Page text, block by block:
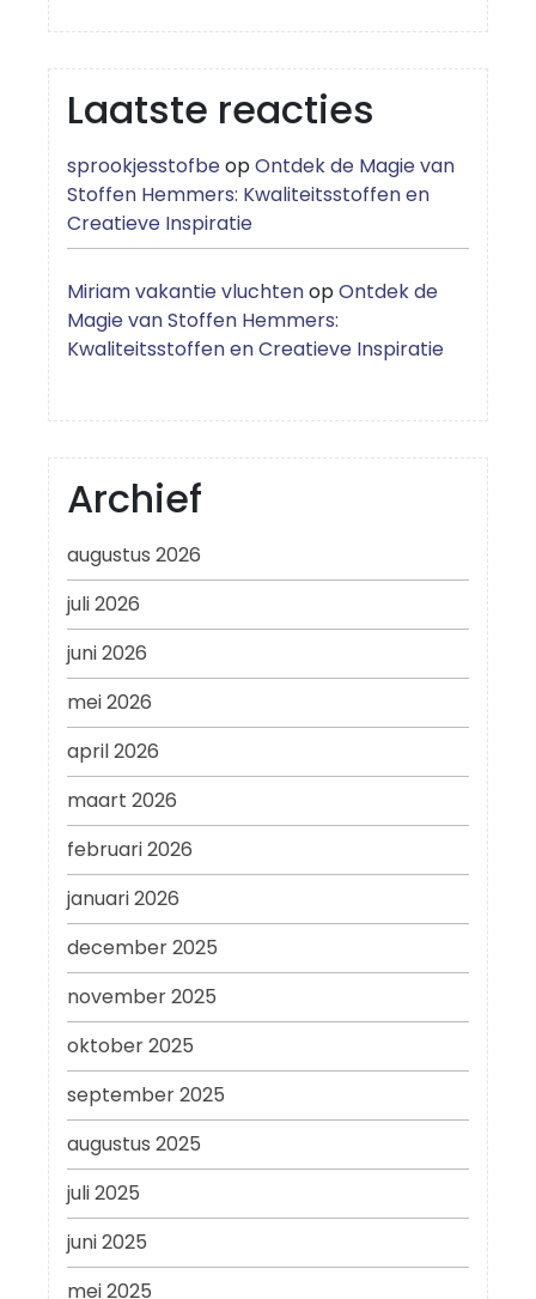
Laatste reacties
sprookjesstofbeopOntdek de Magie van
Stoffen Hemmers: Kwaliteitsstoffen en
Creatieve Inspiratie
Miriam vakantie vluchtenopOntdek de
Magie van Stoffen Hemmers:
Kwaliteitsstoffen en Creatieve Inspiratie
Archief
augustus 2026
juli 2026
juni 2026
mei 2026
april 2026
maart 2026
februari 2026
januari 2026
december 2025
november 2025
oktober 2025
september 2025
augustus 2025
juli 2025
juni 2025
mei 2025